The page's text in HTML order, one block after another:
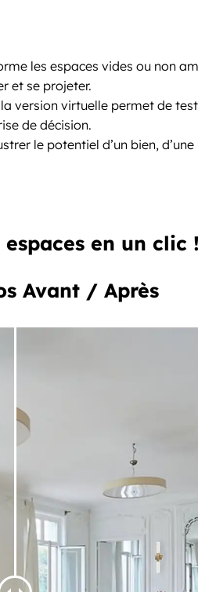
les espaces vides ou non
et se projeter.
version virtuelle permet de
de décision.
le potentiel d’un bien,
en un clic !
Avant / Après